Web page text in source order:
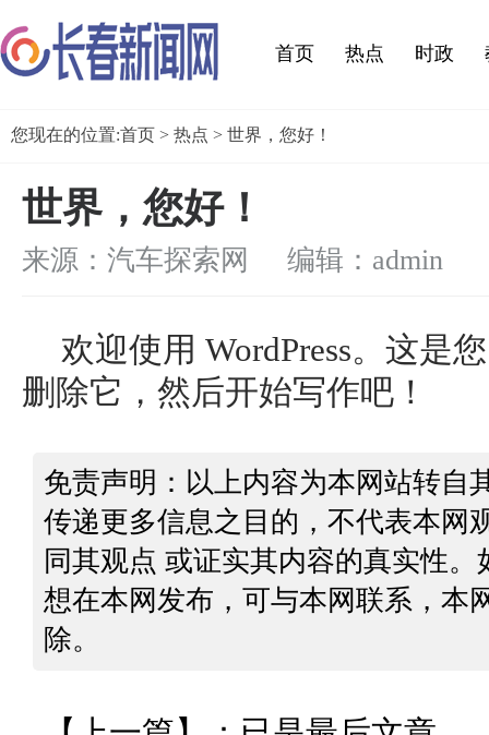
首页 热点 时政
您现在的位置:首页 > 热点 > 世界，您好！
世界，您好！
来源：汽车探索网 编辑：admin
欢迎使用 WordPress。这是
删除它，然后开始写作吧！
免责声明：以上内容为本网站转自
传递更多信息之目的，不代表本网
同其观点 或证实其内容的真实性
想在本网发布，可与本网联系，本
除。